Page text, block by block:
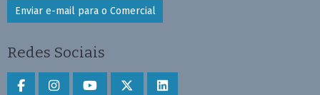
Enviar e-mail para o Comercial
Redes Sociais